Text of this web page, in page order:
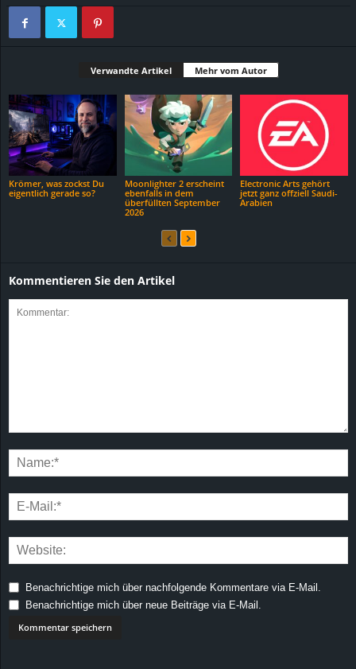
Verwandte Artikel Mehr vom Autor
Krömer, was zockst Du
eigentlich gerade so?
Moonlighter 2 erscheint
ebenfalls in dem
überfüllten September
2026
Electronic Arts gehört
jetzt ganz offziell Saudi-
Arabien
Kommentieren Sie den Artikel
Benachrichtige mich über nachfolgende Kommentare via E-Mail.
Benachrichtige mich über neue Beiträge via E-Mail.